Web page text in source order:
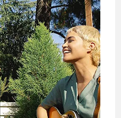
Uvjeti i odredbe